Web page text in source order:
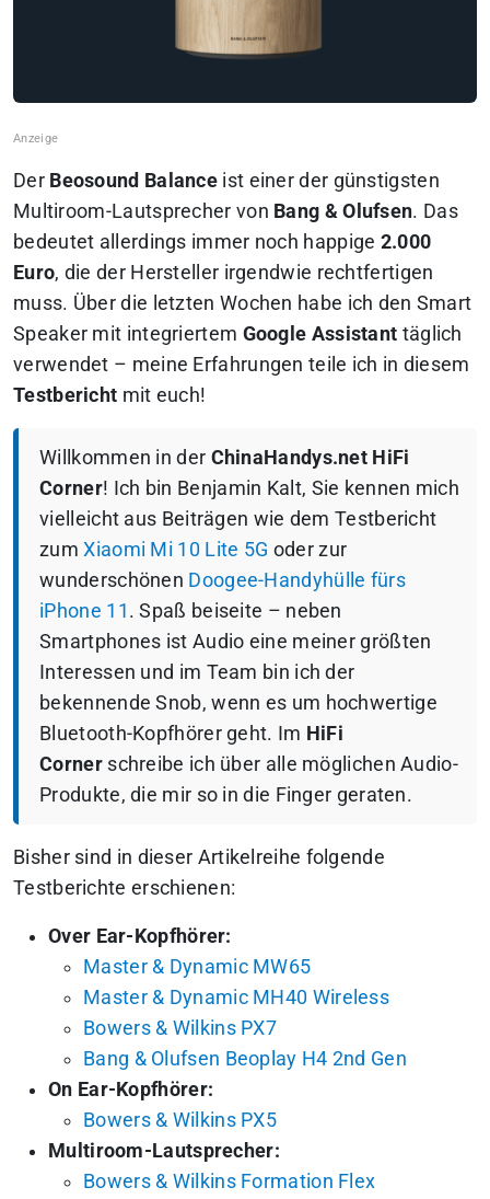
Der Beosound Balance ist einer der günstigsten
Multiroom-Lautsprecher von Bang & Olufsen. Das
bedeutet allerdings immer noch happige 2.000
Euro, die der Hersteller irgendwie rechtfertigen
muss. Über die letzten Wochen habe ich den Smart
Speaker mit integriertem Google Assistant täglich
verwendet – meine Erfahrungen teile ich in diesem
Testbericht mit euch!
Willkommen in der ChinaHandys.net HiFi
Corner! Ich bin Benjamin Kalt, Sie kennen mich
vielleicht aus Beiträgen wie dem Testbericht
zumXiaomi Mi 10 Lite 5G oder zur
wunderschönen Doogee-Handyhülle fürs
iPhone 11 . Spaß beiseite – neben
Smartphones ist Audio eine meiner größten
Interessen und im Team bin ich der
bekennende Snob, wenn es um hochwertige
Bluetooth-Kopfhörer geht. Im HiFi
Corner schreibe ich über alle möglichen Audio-
Produkte, die mir so in die Finger geraten.
Bisher sind in dieser Artikelreihe folgende
Testberichte erschienen:
Over Ear-Kopfhörer:
Master & Dynamic MW65
Master & Dynamic MH40 Wireless
Bowers & Wilkins PX7
Bang & Olufsen Beoplay H4 2nd Gen
On Ear-Kopfhörer:
Bowers & Wilkins PX5
Multiroom-Lautsprecher:
Bowers & Wilkins Formation Flex